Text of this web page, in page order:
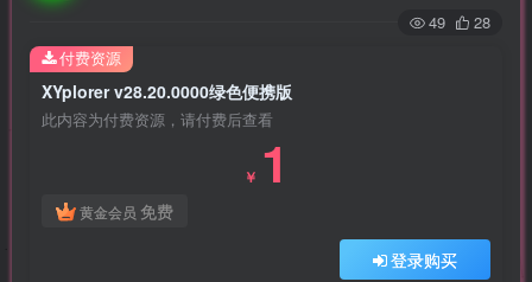
49 28
XYplorer v28.20.0000绿色便携版
此内容为付费资源，请付费后查看
￥ 1
黄金会员 免费
登录购买
付费资源